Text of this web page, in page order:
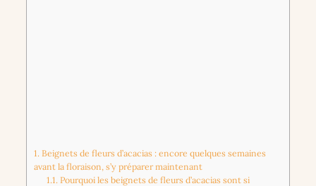
1. Beignets de fleurs d’acacias : encore quelques semaines
avant la floraison, s’y préparer maintenant
1.1. Pourquoi les beignets de fleurs d’acacias sont si